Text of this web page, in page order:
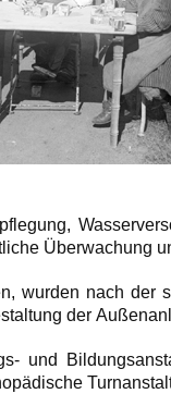
Überwachung
wurden nach
der
und